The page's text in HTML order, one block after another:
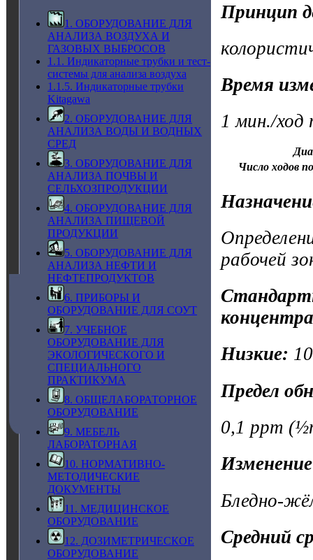
1. ОБОРУДОВАНИЕ ДЛЯ
АНАЛИЗА ВОЗДУХА И
ГАЗОВЫХ ВЫБРОСОВ
1.1. Индикаторные трубки и тест-
системы для анализа воздуха
1.1.5. Индикаторные трубки
Kitagawa
2. ОБОРУДОВАНИЕ ДЛЯ
АНАЛИЗА ВОДЫ И ВОДНЫХ
СРЕД
3. ОБОРУДОВАНИЕ ДЛЯ
АНАЛИЗА ПОЧВЫ И
СЕЛЬХОЗПРОДУКЦИИ
4. ОБОРУДОВАНИЕ ДЛЯ
АНАЛИЗА ПИЩЕВОЙ
ПРОДУКЦИИ
5. ОБОРУДОВАНИЕ ДЛЯ
АНАЛИЗА НЕФТИ И
НЕФТЕПРОДУКТОВ
6. ПРИБОРЫ И
ОБОРУДОВАНИЕ ДЛЯ СОУТ
7. УЧЕБНОЕ
ОБОРУДОВАНИЕ ДЛЯ
ЭКОЛОГИЧЕСКОГО И
СПЕЦИАЛЬНОГО
ПРАКТИКУМА
8. ОБЩЕЛАБОРАТОРНОЕ
ОБОРУДОВАНИЕ
9. МЕБЕЛЬ
ЛАБОРАТОРНАЯ
10. НОРМАТИВНО-
МЕТОДИЧЕСКИЕ
ДОКУМЕНТЫ
11. МЕДИЦИНСКОЕ
ОБОРУДОВАНИЕ
12. ДОЗИМЕТРИЧЕСКОЕ
ОБОРУДОВАНИЕ
Принцип
Время
1 мин./ход
Число ходов
рабочей
Низкие:
Предел
0,1 ppm
Бледно-
Средний